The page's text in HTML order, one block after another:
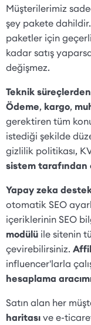
Müşterilerimiz
şey pakete dahildir.
paketler için geçerli
kadar satış
değişmez.
Teknik süreçlerden
Ödeme, kargo,
gerektiren tüm
istediği şekilde
gizlilik politikası,
sistem
Yapay zeka
otomatik SEO
içeriklerinin SEO
modülü ile sitenin
çevirebilirsiniz.
influencer'larla
hesaplama
Satın alan her
haritası ve e-